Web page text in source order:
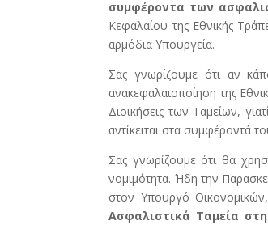
συμφέροντα των
Κεφαλαίου της Εθνικής
αρμόδια Υπουργεία.
Σας γνωρίζουμε ότι αν
ανακεφαλαιοποίηση της
Διοικήσεις των Ταμείων,
αντίκειται στα συμφέροντά
Σας γνωρίζουμε ότι θα
νομιμότητα. Ήδη την
στον Υπουργό
Ασφαλιστικά Ταμεία